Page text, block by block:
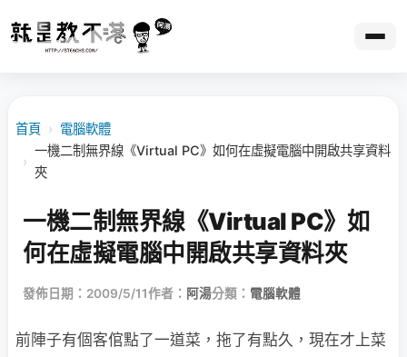
首頁 › 電腦軟體
›
一機二制無界線《Virtual PC》如何在虛擬電腦中開啟共享資料
夾
一機二制無界線《Virtual PC》如
何在虛擬電腦中開啟共享資料夾
發佈日期：2009/5/11作者： 阿湯分類： 電腦軟體
前陣子有個客倌點了一道菜，拖了有點久，現在才上菜